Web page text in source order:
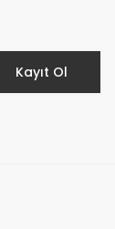
Kayıt Ol